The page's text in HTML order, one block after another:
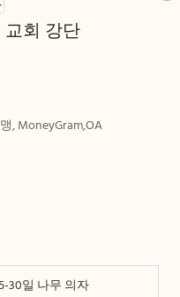
회 강단
, MoneyGram,OA
30일 나무 의자